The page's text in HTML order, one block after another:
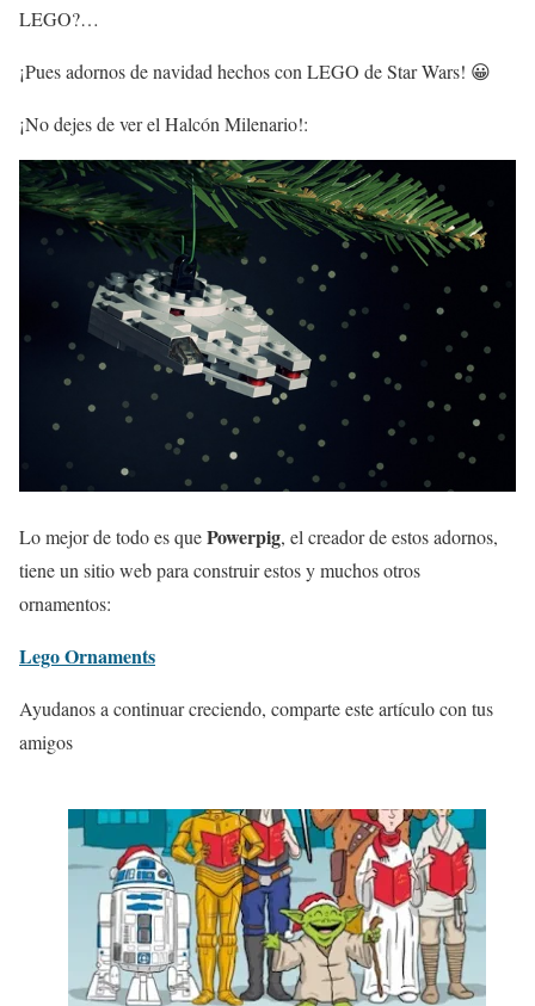
LEGO?…
¡Pues adornos de navidad hechos con LEGO de Star Wars! 😀
¡No dejes de ver el Halcón Milenario!:
Lo mejor de todo es quePowerpig, el creador de estos adornos,
tiene un sitio web para construir estos y muchos otros
ornamentos:
Lego Ornaments
Ayudanos a continuar creciendo, comparte este artículo con tus
amigos